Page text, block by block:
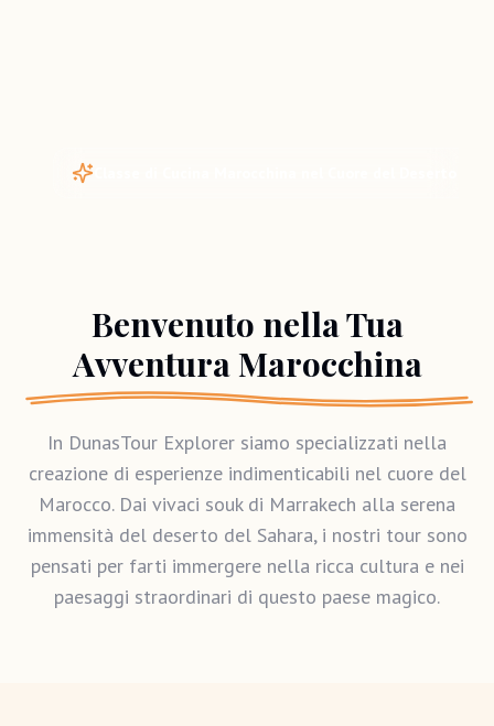
Benvenuto nella Tua
Avventura Marocchina
In DunasTour Explorer siamo specializzati nella
creazione di esperienze indimenticabili nel cuore del
Marocco. Dai vivaci souk di Marrakech alla serena
immensità del deserto del Sahara, i nostri tour sono
pensati per farti immergere nella ricca cultura e nei
paesaggi straordinari di questo paese magico.